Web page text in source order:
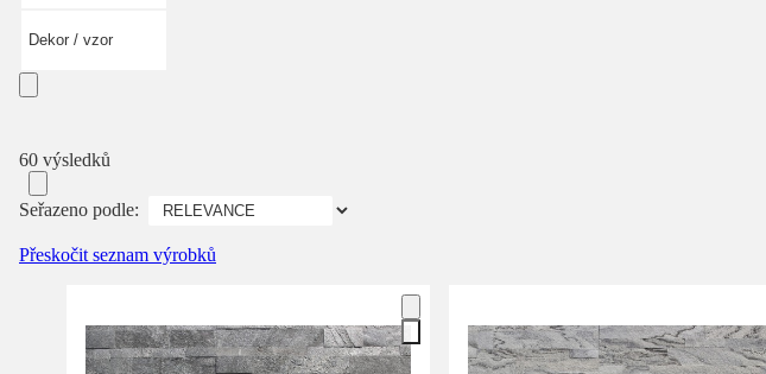
Dekor / vzor
60 výsledků
Seřazeno podle:
Přeskočit seznam výrobků